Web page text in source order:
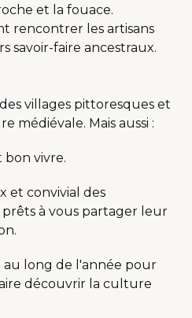
et la fouace.
rencontrer les artisans
savoir-faire ancestraux.
villages pittoresques et
médiévale. Mais aussi :
bon vivre.
et convivial des
à vous partager leur
au long de l'année pour
découvrir la culture